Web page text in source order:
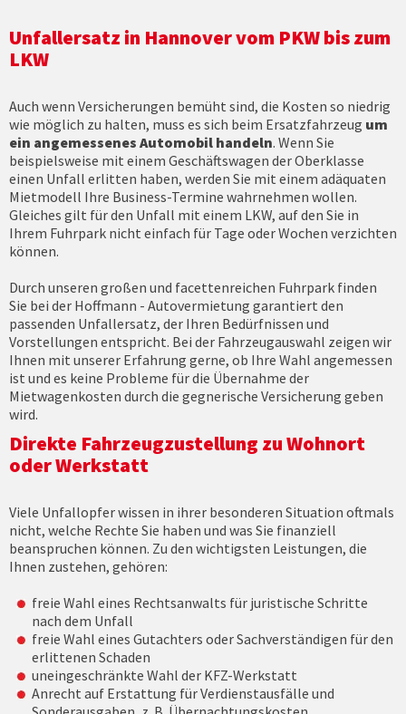
Unfallersatz in Hannover vom PKW bis zum
LKW
Auch wenn Versicherungen bemüht sind, die Kosten so niedrig
wie möglich zu halten, muss es sich beim Ersatzfahrzeug um
ein angemessenes Automobil handeln. Wenn Sie
beispielsweise mit einem Geschäftswagen der Oberklasse
einen Unfall erlitten haben, werden Sie mit einem adäquaten
Mietmodell Ihre Business-Termine wahrnehmen wollen.
Gleiches gilt für den Unfall mit einem LKW, auf den Sie in
Ihrem Fuhrpark nicht einfach für Tage oder Wochen verzichten
können.
Durch unseren großen und facettenreichen Fuhrpark finden
Sie bei der Hoffmann - Autovermietung garantiert den
passenden Unfallersatz, der Ihren Bedürfnissen und
Vorstellungen entspricht. Bei der Fahrzeugauswahl zeigen wir
Ihnen mit unserer Erfahrung gerne, ob Ihre Wahl angemessen
ist und es keine Probleme für die Übernahme der
Mietwagenkosten durch die gegnerische Versicherung geben
wird.
Direkte Fahrzeugzustellung zu Wohnort
oder Werkstatt
Viele Unfallopfer wissen in ihrer besonderen Situation oftmals
nicht, welche Rechte Sie haben und was Sie finanziell
beanspruchen können. Zu den wichtigsten Leistungen, die
Ihnen zustehen, gehören:
freie Wahl eines Rechtsanwalts für juristische Schritte
nach dem Unfall
freie Wahl eines Gutachters oder Sachverständigen für den
erlittenen Schaden
uneingeschränkte Wahl der KFZ-Werkstatt
Anrecht auf Erstattung für Verdienstausfälle und